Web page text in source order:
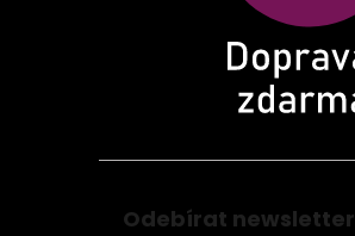
Odebírat newsletter